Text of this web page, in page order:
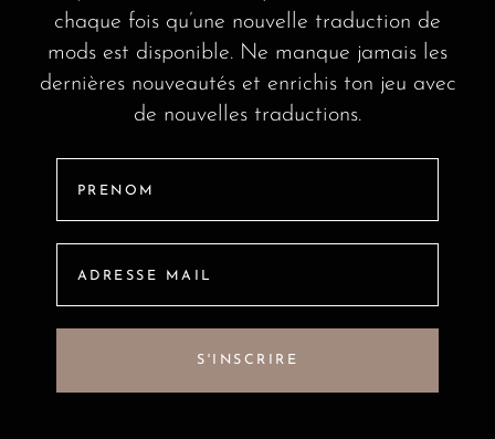
chaque fois qu’une nouvelle traduction de
mods est disponible. Ne manque jamais les
dernières nouveautés et enrichis ton jeu avec
de nouvelles traductions.